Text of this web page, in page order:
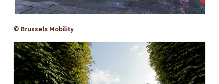
© Brussels Mobility